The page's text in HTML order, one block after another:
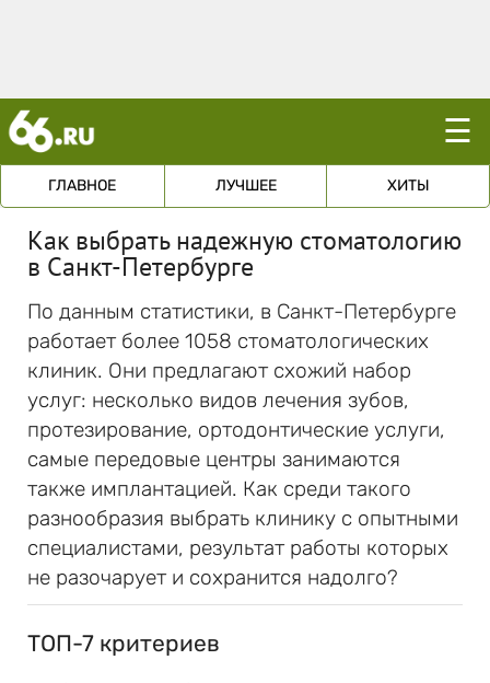
☰
ГЛАВНОЕ ЛУЧШЕЕ ХИТЫ
Как выбрать надежную стоматологию
в Санкт-Петербурге
По данным статистики, в Санкт-Петербурге
работает более 1058 стоматологических
клиник. Они предлагают схожий набор
услуг: несколько видов лечения зубов,
протезирование, ортодонтические услуги,
самые передовые центры занимаются
также имплантацией. Как среди такого
разнообразия выбрать клинику с опытными
специалистами, результат работы которых
не разочарует и сохранится надолго?
ТОП-7 критериев